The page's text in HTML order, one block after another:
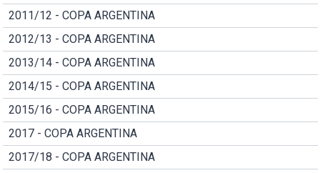
2011/12 - COPA ARGENTINA
2012/13 - COPA ARGENTINA
2013/14 - COPA ARGENTINA
2014/15 - COPA ARGENTINA
2015/16 - COPA ARGENTINA
2017 - COPA ARGENTINA
2017/18 - COPA ARGENTINA